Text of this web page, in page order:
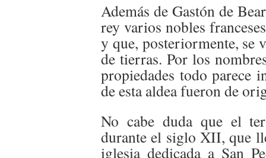
Además de Gastón de
rey varios nobles
y que, posteriormente, se
de tierras. Por los
propiedades todo parece
de esta aldea fueron de
No cabe duda que el
durante el siglo XII, que
iglesia dedicada a San